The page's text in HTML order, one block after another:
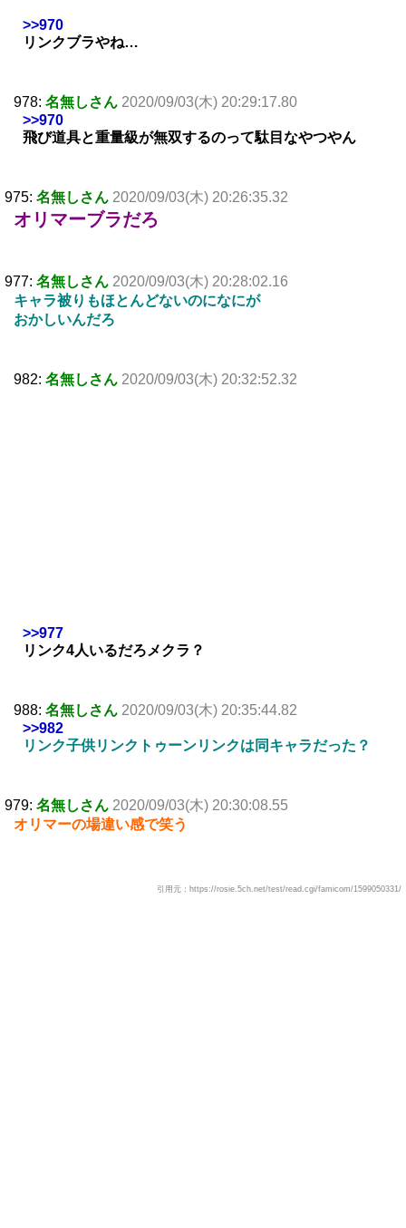
>>970
リンクブラやね…
978: 名無しさん 2020/09/03(木) 20:29:17.80
>>970
飛び道具と重量級が無双するのって駄目なやつやん
975: 名無しさん 2020/09/03(木) 20:26:35.32
オリマーブラだろ
977: 名無しさん 2020/09/03(木) 20:28:02.16
キャラ被りもほとんどないのになにが
おかしいんだろ
982: 名無しさん 2020/09/03(木) 20:32:52.32
>>977
リンク4人いるだろメクラ？
988: 名無しさん 2020/09/03(木) 20:35:44.82
>>982
リンク子供リンクトゥーンリンクは同キャラだった？
979: 名無しさん 2020/09/03(木) 20:30:08.55
オリマーの場違い感で笑う
引用元：https://rosie.5ch.net/test/read.cgi/famicom/1599050331/